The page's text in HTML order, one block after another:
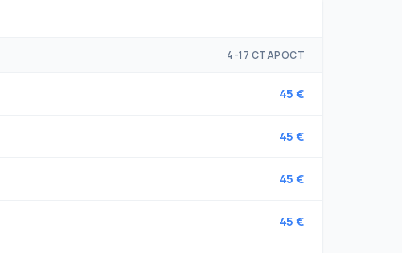
4-17 СТАРОСТ
45 €
45 €
45 €
45 €